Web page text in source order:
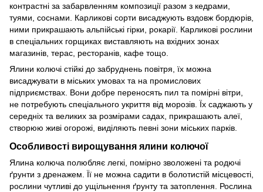
контрастні за забарвленням композиції разом з кедрами,
туями, соснами. Карликові сорти висаджують вздовж бордюрів,
ними прикрашають альпійські гірки, рокарії. Карликові рослини
в спеціальних горщиках виставляють на вхідних зонах
магазинів, терас, ресторанів, кафе тощо.
Ялини колючі стійкі до забруднень повітря, їх можна
висаджувати в міських умовах та на промислових
підприємствах. Вони добре переносять пил та помірні вітри,
не потребують спеціального укриття від морозів. Їх саджають у
середніх та великих за розмірами садах, прикрашають алеї,
створюю живі огорожі, виділяють певні зони міських парків.
Особливості вирощування ялини колючої
Ялина колюча полюбляє легкі, помірно зволожені та родючі
ґрунти з дренажем. Її не можна садити в болотистій місцевості,
рослини чутливі до ущільнення ґрунту та затоплення. Рослина